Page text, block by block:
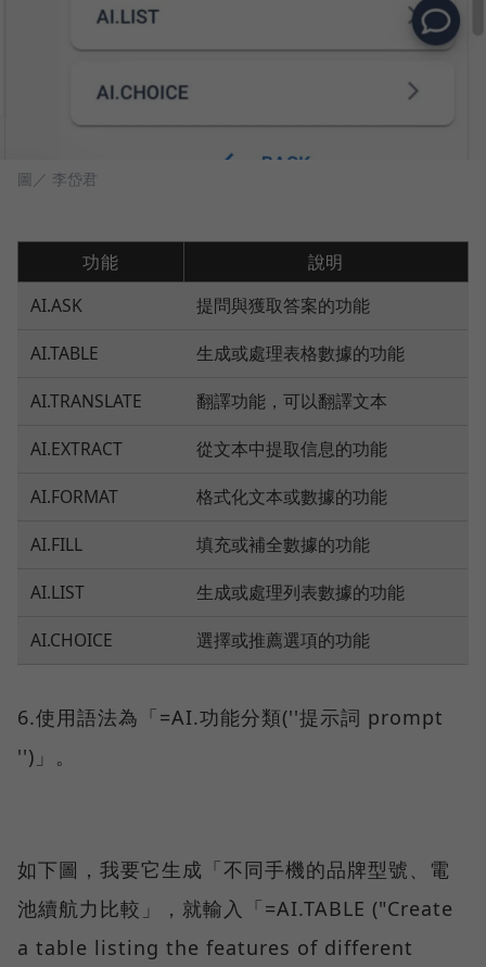
圖／ 李岱君
功能
說明
AI.ASK
提問與獲取答案的功能
AI.TABLE
生成或處理表格數據的功能
AI.TRANSLATE
翻譯功能，可以翻譯文本
AI.EXTRACT
從文本中提取信息的功能
AI.FORMAT
格式化文本或數據的功能
AI.FILL
填充或補全數據的功能
AI.LIST
生成或處理列表數據的功能
AI.CHOICE
選擇或推薦選項的功能
6.使用語法為「=AI.功能分類(''提示詞 prompt
'')」。
如下圖，我要它生成「不同手機的品牌型號、電
池續航力比較」，就輸入「=AI.TABLE ("Create
a table listing the features of different